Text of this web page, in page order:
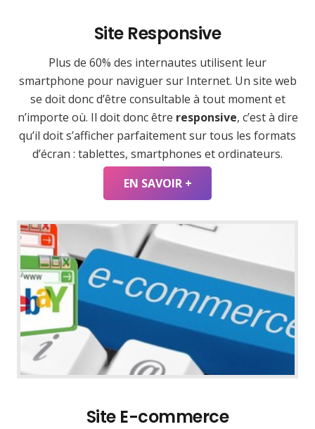
Site Responsive
Plus de 60% des internautes utilisent leur
smartphone pour naviguer sur Internet. Un site web
se doit donc d’être consultable à tout moment et
n’importe où. Il doit donc être responsive, c’est à dire
qu’il doit s’afficher parfaitement sur tous les formats
d’écran : tablettes, smartphones et ordinateurs.
EN SAVOIR +
Site E-commerce